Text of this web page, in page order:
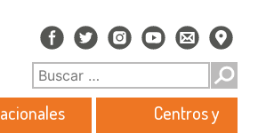
Centros y